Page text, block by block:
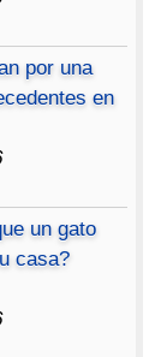
por una
en
un gato
casa?